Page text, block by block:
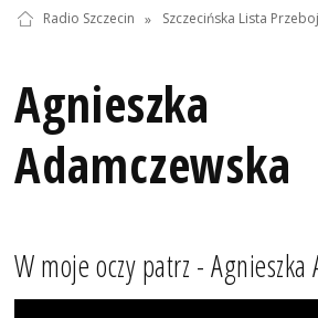
Radio Szczecin » Szczecińska Lista
Agnieszka
Adamczewska
W moje oczy patrz - Agnieszka